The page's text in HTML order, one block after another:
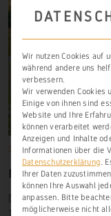
20. Februar 1379
KLUPPEL
Die erste
Wir nutzen Cookies auf
während andere uns
verbessern.
Wir verwenden Cookies
Einige von ihnen sind
Website und Ihre
können verarbeitet
Anzeigen und Inhalte
Informationen über die
Datenschutzerklärung.
Ihrer Daten
können Ihre Auswahl
anpassen. Bitte
möglicherweise nicht